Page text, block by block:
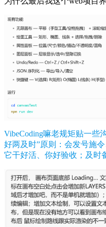
VibeCoding嘛老规矩贴一些
好两及时”原则：会发号施
它干好活、你好验收；及时